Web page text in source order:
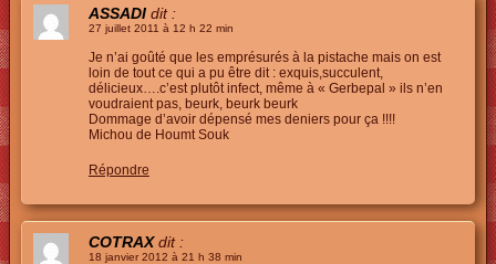
ASSADI dit :
27 juillet 2011 à 12 h 22 min
Je n’ai goûté que les emprésurés à la pistache mais on est
loin de tout ce qui a pu être dit : exquis,succulent,
délicieux….c’est plutôt infect, même à « Gerbepal » ils n’en
voudraient pas, beurk, beurk beurk
Dommage d’avoir dépensé mes deniers pour ça !!!!
Michou de Houmt Souk
Répondre
COTRAX dit :
18 janvier 2012 à 21 h 38 min